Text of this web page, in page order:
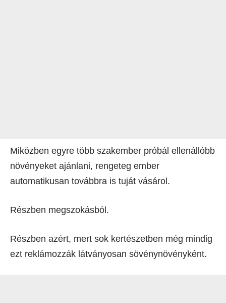
Miközben egyre több szakember próbál ellenállóbb
növényeket ajánlani, rengeteg ember
automatikusan továbbra is tuját vásárol.
Részben megszokásból.
Részben azért, mert sok kertészetben még mindig
ezt reklámozzák látványosan sövénynövényként.